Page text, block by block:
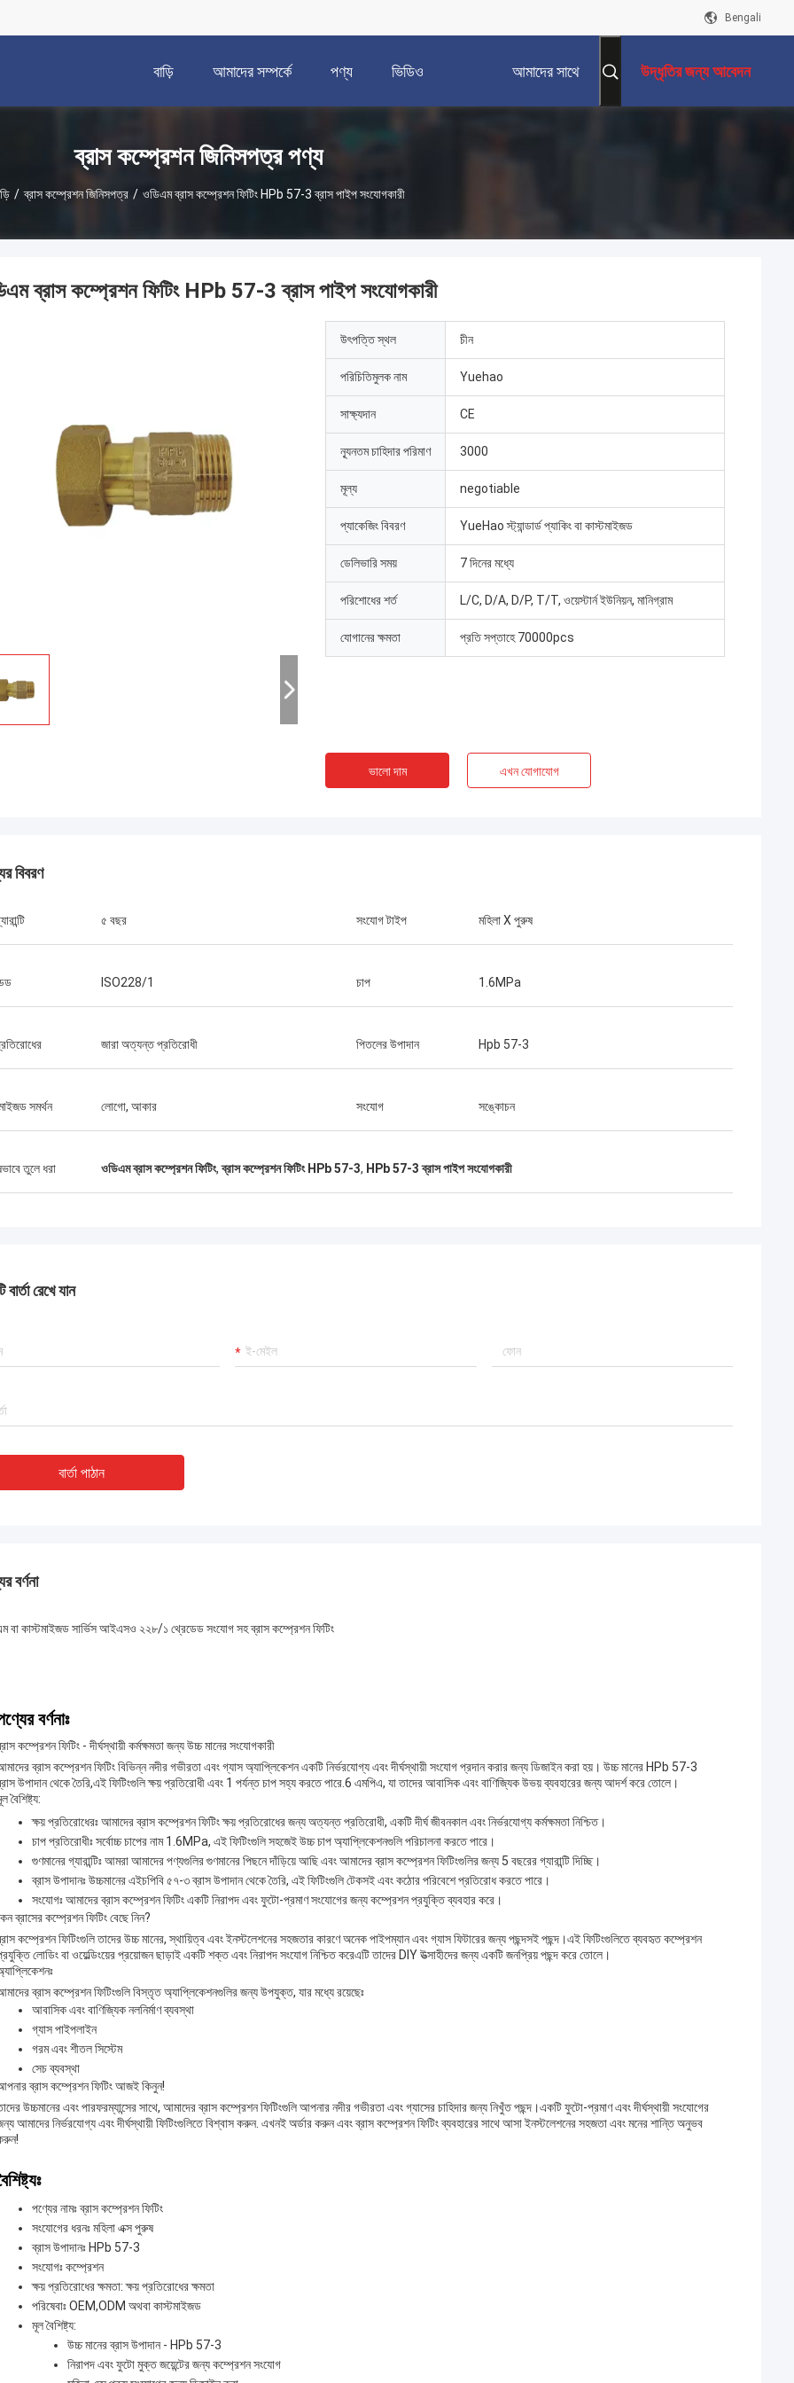
Bengali
বাড়ি আমাদের সম্পর্কে পণ্য ভিডিও আমাদের সাথে উদ্ধৃতির জন্য আবেদন
ব্রাস কম্প্রেশন জিনিসপত্র পণ্য
/ ব্রাস কম্প্রেশন জিনিসপত্র / ওডিএম ব্রাস কম্প্রেশন ফিটিং HPb 57-3 ব্রাস পাইপ সংযোগকারী
ব্রাস কম্প্রেশন ফিটিং HPb 57-3 ব্রাস পাইপ সংযোগকারী
উৎপত্তি স্থল চীন
পরিচিতিমুলক নাম Yuehao
সাক্ষ্যদান CE
ন্যূনতম চাহিদার পরিমাণ 3000
মূল্য negotiable
প্যাকেজিং বিবরণ YueHao স্ট্যান্ডার্ড প্যাকিং বা কাস্টমাইজড
ডেলিভারি সময় 7 দিনের মধ্যে
পরিশোধের শর্ত L/C, D/A, D/P, T/T, ওয়েস্টার্ন ইউনিয়ন, মানিগ্রাম
যোগানের ক্ষমতা প্রতি সপ্তাহে 70000pcs
ভালো দাম এখন যোগাযোগ
বিবরণ
৫ বছর সংযোগ টাইপ মহিলা X পুরুষ
ISO228/1 চাপ 1.6MPa
জারা অত্যন্ত প্রতিরোধী পিতলের উপাদান Hpb 57-3
সমর্থন লোগো, আকার সংযোগ সঙ্কোচন
তুলে ধরা ওডিএম ব্রাস কম্প্রেশন ফিটিং,ব্রাস কম্প্রেশন ফিটিং HPb 57-3, HPb 57-3 ব্রাস পাইপ সংযোগকারী
বার্তা রেখে যান
বার্তা পাঠান
বর্ণনা
বা কাস্টমাইজড সার্ভিস আইএসও ২২৮/১ থ্রেডেড সংযোগ সহ ব্রাস কম্প্রেশন ফিটিং
বর্ণনাঃ
কম্প্রেশন ফিটিং - দীর্ঘস্থায়ী কর্মক্ষমতা জন্য উচ্চ মানের সংযোগকারী
ব্রাস কম্প্রেশন ফিটিং বিভিন্ন নদীর গভীরতা এবং গ্যাস অ্যাপ্লিকেশন একটি নির্ভরযোগ্য এবং দীর্ঘস্থায়ী সংযোগ প্রদান করার জন্য ডিজাইন করা হয়। উচ্চ মানের HPb 57-3
উপাদান থেকে তৈরি,এই ফিটিংগুলি ক্ষয় প্রতিরোধী এবং 1 পর্যন্ত চাপ সহ্য করতে পারে.6 এমপিএ, যা তাদের আবাসিক এবং বাণিজ্যিক উভয় ব্যবহারের জন্য আদর্শ করে তোলে।
বৈশিষ্ট্য:
ক্ষয় প্রতিরোধেরঃ আমাদের ব্রাস কম্প্রেশন ফিটিং ক্ষয় প্রতিরোধের জন্য অত্যন্ত প্রতিরোধী, একটি দীর্ঘ জীবনকাল এবং নির্ভরযোগ্য কর্মক্ষমতা নিশ্চিত।
চাপ প্রতিরোধীঃ সর্বোচ্চ চাপের নাম 1.6MPa, এই ফিটিংগুলি সহজেই উচ্চ চাপ অ্যাপ্লিকেশনগুলি পরিচালনা করতে পারে।
গুণমানের গ্যারান্টিঃ আমরা আমাদের পণ্যগুলির গুণমানের পিছনে দাঁড়িয়ে আছি এবং আমাদের ব্রাস কম্প্রেশন ফিটিংগুলির জন্য 5 বছরের গ্যারান্টি দিচ্ছি।
ব্রাস উপাদানঃ উচ্চমানের এইচপিবি ৫৭-৩ ব্রাস উপাদান থেকে তৈরি, এই ফিটিংগুলি টেকসই এবং কঠোর পরিবেশে প্রতিরোধ করতে পারে।
সংযোগঃ আমাদের ব্রাস কম্প্রেশন ফিটিং একটি নিরাপদ এবং ফুটো-প্রমাণ সংযোগের জন্য কম্প্রেশন প্রযুক্তি ব্যবহার করে।
ব্রাসের কম্প্রেশন ফিটিং বেছে নিন?
কম্প্রেশন ফিটিংগুলি তাদের উচ্চ মানের, স্থায়িত্ব এবং ইনস্টলেশনের সহজতার কারণে অনেক পাইপম্যান এবং গ্যাস ফিটারের জন্য পছন্দসই পছন্দ।এই ফিটিংগুলিতে ব্যবহৃত কম্প্রেশন
লোডিং বা ওয়েল্ডিংয়ের প্রয়োজন ছাড়াই একটি শক্ত এবং নিরাপদ সংযোগ নিশ্চিত করেএটি তাদের DIY উত্সাহীদের জন্য একটি জনপ্রিয় পছন্দ করে তোলে।
ব্রাস কম্প্রেশন ফিটিংগুলি বিস্তৃত অ্যাপ্লিকেশনগুলির জন্য উপযুক্ত, যার মধ্যে রয়েছেঃ
আবাসিক এবং বাণিজ্যিক নলনির্মাণ ব্যবস্থা
গ্যাস পাইপলাইন
গরম এবং শীতল সিস্টেম
সেচ ব্যবস্থা
ব্রাস কম্প্রেশন ফিটিং আজই কিনুন!
উচ্চমানের এবং পারফরম্যান্সের সাথে, আমাদের ব্রাস কম্প্রেশন ফিটিংগুলি আপনার নদীর গভীরতা এবং গ্যাসের চাহিদার জন্য নিখুঁত পছন্দ।একটি ফুটো-প্রমাণ এবং দীর্ঘস্থায়ী সংযোগের
আমাদের নির্ভরযোগ্য এবং দীর্ঘস্থায়ী ফিটিংগুলিতে বিশ্বাস করুন. এখনই অর্ডার করুন এবং ব্রাস কম্প্রেশন ফিটিং ব্যবহারের সাথে আসা ইনস্টলেশনের সহজতা এবং মনের শান্তি অনুভব
পণ্যের নামঃ ব্রাস কম্প্রেশন ফিটিং
সংযোগের ধরনঃ মহিলা এক্স পুরুষ
ব্রাস উপাদানঃ HPb 57-3
সংযোগঃ কম্প্রেশন
ক্ষয় প্রতিরোধের ক্ষমতা: ক্ষয় প্রতিরোধের ক্ষমতা
পরিষেবাঃ OEM,ODM অথবা কাস্টমাইজড
মূল বৈশিষ্ট্য:
উচ্চ মানের ব্রাস উপাদান - HPb 57-3
নিরাপদ এবং ফুটো মুক্ত জয়েন্টের জন্য কম্প্রেশন সংযোগ